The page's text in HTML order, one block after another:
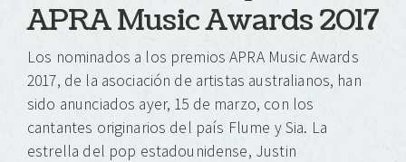
APRA Music Awards 2017
Los nominados a los premios APRA Music Awards
2017, de la asociación de artistas australianos, han
sido anunciados ayer, 15 de marzo, con los
cantantes originarios del país Flume y Sia. La
estrella del pop estadounidense, Justin